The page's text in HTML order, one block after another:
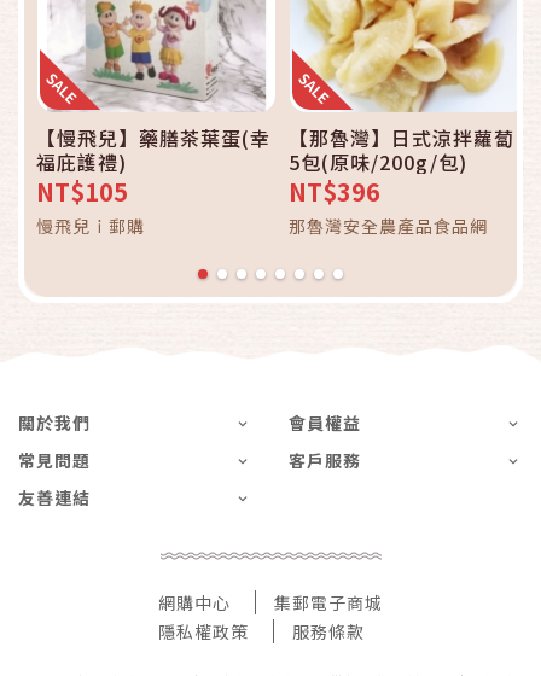
【慢飛兒】藥膳茶葉蛋(幸
福庇護禮)
NT$105
慢飛兒ｉ郵購
【那魯灣】日式涼拌蘿蔔
5包(原味/200g/包)
NT$396
那魯灣安全農產品食品網
關於我們
會員權益
常見問題
客戶服務
友善連結
網購中心
集郵電子商城
隱私權政策
服務條款